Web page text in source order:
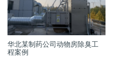
华北某制药公司动物房除臭工
程案例